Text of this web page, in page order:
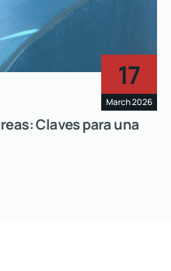
17
March 2026
Claves para una